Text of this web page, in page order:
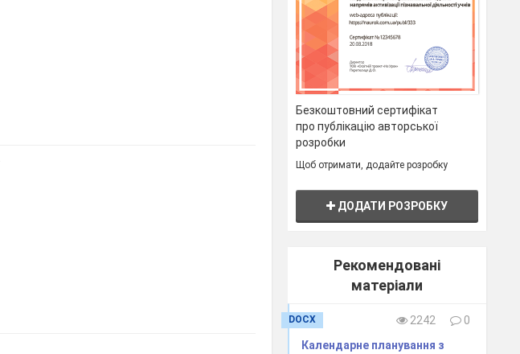
Безкоштовний сертифікат
про публікацію авторської
розробки
Щоб отримати, додайте розробку
ДОДАТИ РОЗРОБКУ
Рекомендовані
матеріали
DOCX 2242
0
Календарне планування з